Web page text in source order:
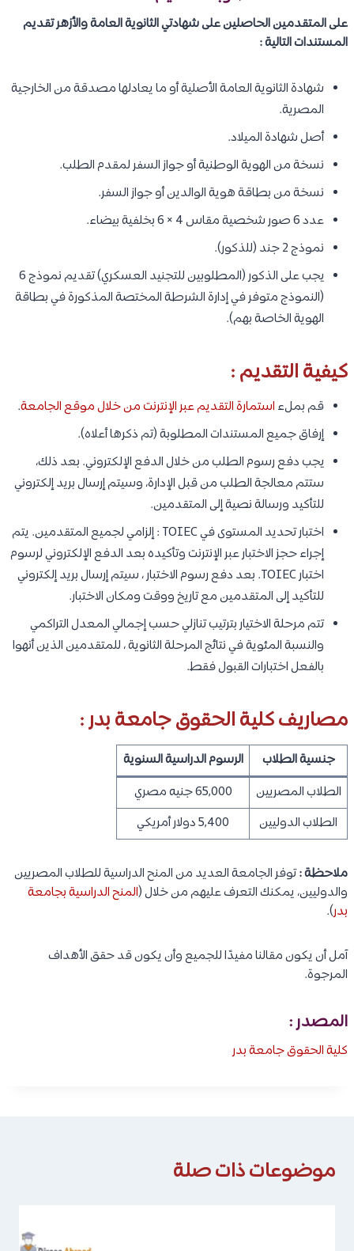
على المتقدمين الحاصلين على شهادتي الثانوية العامة والأزهر تقديم
المستندات التالية :
شهادة الثانوية العامة الأصلية أو ما يعادلها مصدقة من الخارجية
المصرية.
أصل شهادة الميلاد.
نسخة من الهوية الوطنية أو جواز السفر لمقدم الطلب.
نسخة من بطاقة هوية الوالدين أو جواز السفر.
عدد 6 صور شخصية مقاس 4 × 6 بخلفية بيضاء.
نموذج 2 جند (للذكور).
يجب على الذكور (المطلوبين للتجنيد العسكري) تقديم نموذج 6
(النموذج متوفر في إدارة الشرطة المختصة المذكورة في بطاقة
الهوية الخاصة بهم).
كيفية التقديم :
قم بملء استمارة التقديم عبر الإنترنت من خلال موقع الجامعة.
إرفاق جميع المستندات المطلوبة (تم ذكرها أعلاه).
يجب دفع رسوم الطلب من خلال الدفع الإلكتروني. بعد ذلك،
ستتم معالجة الطلب من قبل الإدارة، وسيتم إرسال بريد إلكتروني
للتأكيد ورسالة نصية إلى المتقدمين.
اختبار تحديد المستوى في TOIEC : إلزامي لجميع المتقدمين. يتم
إجراء حجز الاختبار عبر الإنترنت وتأكيده بعد الدفع الإلكتروني لرسوم
اختبار TOIEC. بعد دفع رسوم الاختبار ، سيتم إرسال بريد إلكتروني
للتأكيد إلى المتقدمين مع تاريخ ووقت ومكان الاختبار.
تتم مرحلة الاختيار بترتيب تنازلي حسب إجمالي المعدل التراكمي
والنسبة المئوية في نتائج المرحلة الثانوية ، للمتقدمين الذين أنهوا
بالفعل اختبارات القبول فقط.
مصاريف كلية الحقوق جامعة بدر :
جنسية الطلاب
الرسوم الدراسية السنوية
الطلاب المصريين
65,000 جنيه مصري
الطلاب الدوليين
5,400 دولار أمريكي
ملاحظة :توفر الجامعة العديد من المنح الدراسية للطلاب المصريين
والدوليين، يمكنك التعرف عليهم من خلال (المنح الدراسية بجامعة
بدر).
آمل أن يكون مقالنا مفيدًا للجميع وأن يكون قد حقق الأهداف
المرجوة.
المصدر :
كلية الحقوق جامعة بدر
موضوعات ذات صلة